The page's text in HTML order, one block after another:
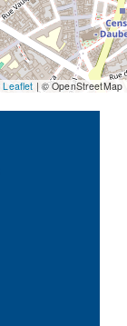
Leaflet | © OpenStreetMap